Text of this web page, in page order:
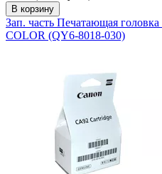
В корзину
Зап. часть Печатающая
COLOR (QY6-8018-030)